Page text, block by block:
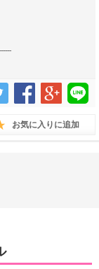
お気に入りに追加